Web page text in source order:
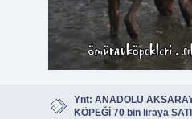
Ynt: ANADOLU
KÖPEĞİ 70 bin liraya